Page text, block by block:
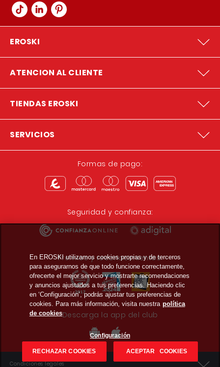
EROSKI
ATENCION AL CLIENTE
TIENDAS EROSKI
SERVICIOS
Formas de pago:
Seguridad y confianza:
Premios y reconocimientos:
Descarga la app del club
Condiciones legales
En EROSKI utilizamos cookies propias y de terceros
para asegurarnos de que todo funcione correctamente,
ofrecerte el mejor servicio y mostrarte recomendaciones
y anuncios ajustados a tus preferencias. Haciendo clic
en ‘Configuración’, podrás ajustar tus preferencias de
cookies. Para más información, visita nuestra política
de cookies
Configuración
RECHAZAR COOKIES ACEPTAR COOKIES